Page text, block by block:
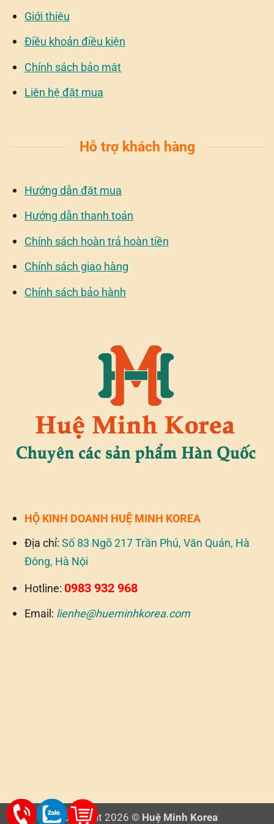
Giới thiệu
Điều khoản điều kiện
Chính sách bảo mật
Liên hệ đặt mua
Hỗ trợ khách hàng
Hướng dẫn đặt mua
Hướng dẫn thanh toán
Chính sách hoàn trả hoàn tiền
Chính sách giao hàng
Chính sách bảo hành
HỘ KINH DOANH HUỆ MINH KOREA
Địa chỉ: Số 83 Ngõ 217 Trần Phú, Văn Quán, Hà
Đông, Hà Nội
Hotline: 0983 932 968
Email: lienhe@hueminhkorea.com
Copyright 2026 © Huệ Minh Korea